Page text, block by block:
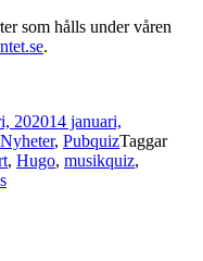
som hålls under våren
.
202014 januari,
Nyheter, PubquizTaggar
, Hugo, musikquiz,